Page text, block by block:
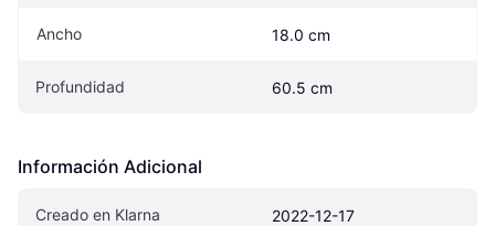
Ancho 18.0 cm
Profundidad 60.5 cm
Información Adicional
Creado en Klarna 2022-12-17